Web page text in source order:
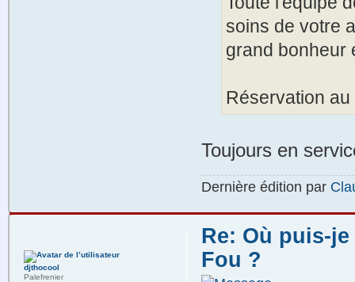
soins de votre
grand bonheur
Réservation
Toujours en
Dernière édition par
Re: Où puis-
Fou ?
djthocool
Palefrenier